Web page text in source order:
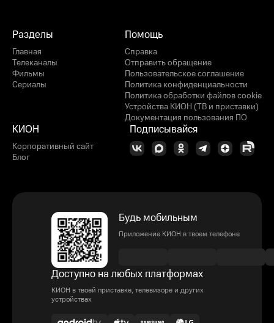
Разделы
Главная
Телеканалы
Фильмы
Сериалы
Помощь
Справка
Отправить обращение
Пользовательское соглашение
Политика конфиденциальности
Политика обработки файлов cookie
Устройства КИОН (ТВ и приставки)
Документация пользования ПО
КИОН
Корпоративный сайт
Блог
Подписывайся
Будь мобильным
Приложение КИОН в твоем телефоне
Доступно на любых платформах
КИОН в твоей приставке, телевизоре и других
устройствах